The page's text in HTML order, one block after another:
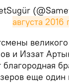
августа 2016
и Иззат
благородная
еще один